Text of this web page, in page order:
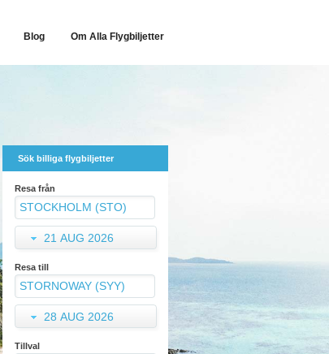
Blog Om Alla Flygbiljetter
Sök billiga flygbiljetter
Resa från
21 AUG 2026
Resa till
28 AUG 2026
Tillval